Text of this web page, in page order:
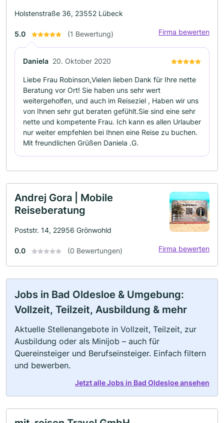
Holstenstraße 36, 23552 Lübeck
5.0 (1 Bewertung) Firma bewerten
Daniela 20. Oktober 2020
Liebe Frau Robinson,Vielen lieben Dank für Ihre nette
Beratung vor Ort! Sie haben uns sehr wert
weitergeholfen, und auch im Reiseziel , Haben wir uns
von Ihnen sehr gut beraten gefühlt.Sie sind eine sehr
nette und kompetente Frau. Ich kann es allen Urlauber
nur weiter empfehlen bei Ihnen eine Reise zu buchen.
Mit freundlichen Grüßen Daniela .G.
Andrej Gora | Mobile
Reiseberatung
Poststr. 14, 22956 Grönwohld
0.0 (0 Bewertungen) Firma bewerten
Jobs in Bad Oldesloe & Umgebung:
Vollzeit, Teilzeit, Ausbildung & mehr
Aktuelle Stellenangebote in Vollzeit, Teilzeit, zur
Ausbildung oder als Minijob – auch für
Quereinsteiger und Berufseinsteiger. Einfach filtern
und bewerben.
Jetzt alle Jobs in Bad Oldesloe ansehen